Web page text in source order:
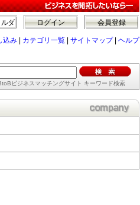
会員登録
ログイン
ダ
込み カテゴリ一覧 サイトマップ| ヘルプ
ビジネスマッチングサイト キーワード検索